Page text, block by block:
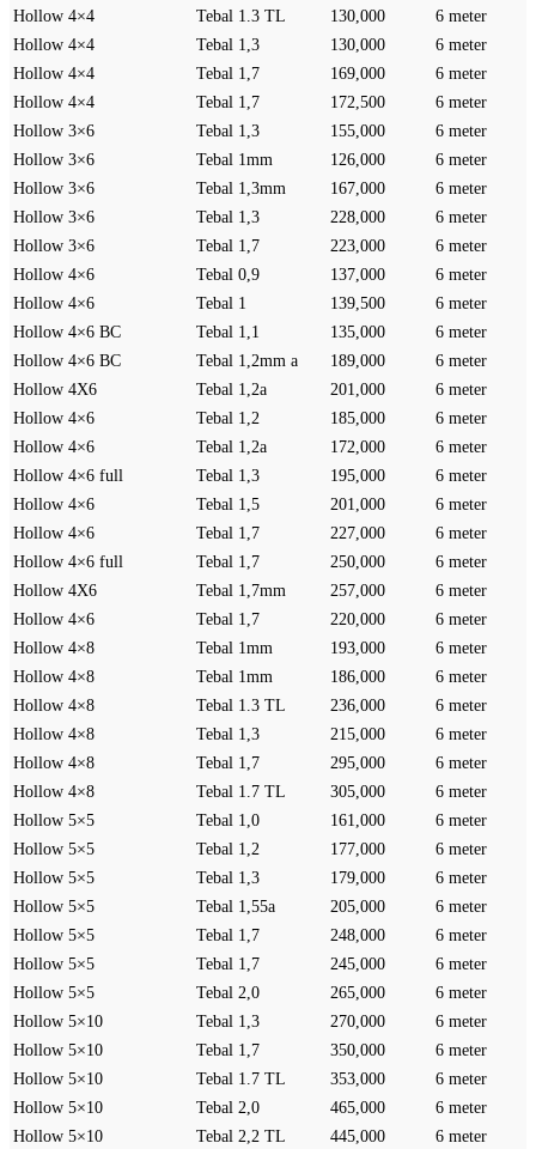
Hollow 4×4 Tebal 1.3 TL 130,000
6 meter
Hollow 4×4
Tebal 1,3 130,000
6 meter
Hollow 4×4
Tebal 1,7 169,000
6 meter
Hollow 4×4
Tebal 1,7 172,500
6 meter
Hollow 3×6
Tebal 1,3 155,000
6 meter
Hollow 3×6
Tebal 1mm 126,000
6 meter
Hollow 3×6
Tebal 1,3mm 167,000
6 meter
Hollow 3×6
Tebal 1,3 228,000
6 meter
Hollow 3×6
Tebal 1,7 223,000
6 meter
Hollow 4×6
Tebal 0,9 137,000
6 meter
Hollow 4×6
Tebal 1 139,500
6 meter
Hollow 4×6 BC
Tebal 1,1 135,000
6 meter
Hollow 4×6 BC
Tebal 1,2mm a 189,000
6 meter
Hollow 4X6
Tebal 1,2a 201,000
6 meter
Hollow 4×6
Tebal 1,2 185,000
6 meter
Hollow 4×6
Tebal 1,2a 172,000
6 meter
Hollow 4×6 full
Tebal 1,3 195,000
6 meter
Hollow 4×6
Tebal 1,5 201,000
6 meter
Hollow 4×6
Tebal 1,7 227,000
6 meter
Hollow 4×6 full
Tebal 1,7 250,000
6 meter
Hollow 4X6
Tebal 1,7mm 257,000
6 meter
Hollow 4×6
Tebal 1,7 220,000
6 meter
Hollow 4×8
Tebal 1mm 193,000
6 meter
Hollow 4×8
Tebal 1mm 186,000
6 meter
Hollow 4×8
Tebal 1.3 TL 236,000
6 meter
Hollow 4×8
Tebal 1,3 215,000
6 meter
Hollow 4×8
Tebal 1,7 295,000
6 meter
Hollow 4×8
Tebal 1.7 TL 305,000
6 meter
Hollow 5×5
Tebal 1,0 161,000
6 meter
Hollow 5×5
Tebal 1,2 177,000
6 meter
Hollow 5×5
Tebal 1,3 179,000
6 meter
Hollow 5×5
Tebal 1,55a 205,000
6 meter
Hollow 5×5
Tebal 1,7 248,000
6 meter
Hollow 5×5
Tebal 1,7 245,000
6 meter
Hollow 5×5
Tebal 2,0 265,000
6 meter
Hollow 5×10
Tebal 1,3 270,000
6 meter
Hollow 5×10
Tebal 1,7 350,000
6 meter
Hollow 5×10
Tebal 1.7 TL 353,000
6 meter
Hollow 5×10
Tebal 2,0 465,000
6 meter
Hollow 5×10
Tebal 2,2 TL 445,000
6 meter